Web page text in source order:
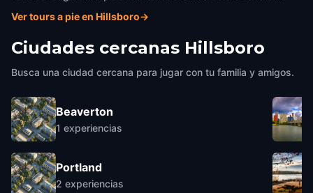
Ver tours a pie en Hillsboro→
Ciudades cercanas Hillsboro
Busca una ciudad cercana para jugar con tu familia y amigos.
Beaverton
1 experiencias
Portland
2 experiencias